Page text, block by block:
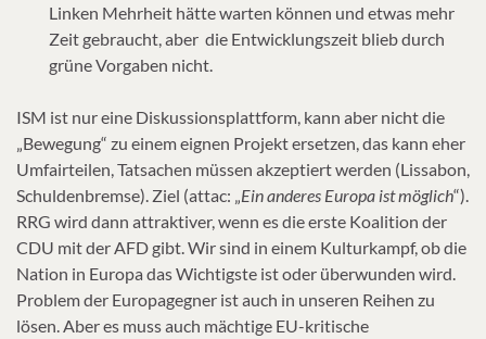
Linken Mehrheit hätte warten können und etwas mehr
Zeit gebraucht, aber die Entwicklungszeit blieb durch
grüne Vorgaben nicht.
ISM ist nur eine Diskussionsplattform, kann aber nicht die
„Bewegung“ zu einem eignen Projekt ersetzen, das kann eher
Umfairteilen, Tatsachen müssen akzeptiert werden (Lissabon,
Schuldenbremse). Ziel (attac: „Ein anderes Europa ist möglich“).
RRG wird dann attraktiver, wenn es die erste Koalition der
CDU mit der AFD gibt. Wir sind in einem Kulturkampf, ob die
Nation in Europa das Wichtigste ist oder überwunden wird.
Problem der Europagegner ist auch in unseren Reihen zu
lösen. Aber es muss auch mächtige EU-kritische